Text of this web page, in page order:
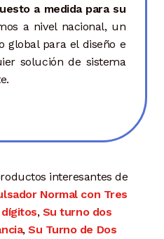
a medida para su
a nivel nacional, un
global para el diseño e
solución de sistema
interesantes de
Normal con Tres
, Su turno dos
,Su Turno de Dos